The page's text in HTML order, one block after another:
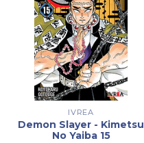
IVREA
Demon Slayer - Kimetsu
No Yaiba 15